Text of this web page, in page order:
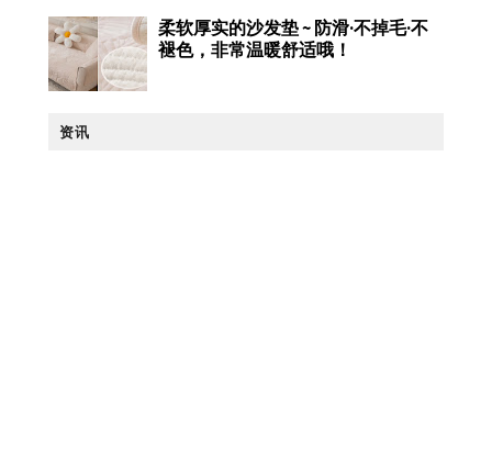
柔软厚实的沙发垫 ~ 防滑·不掉毛·不
褪色，非常温暖舒适哦！
资讯